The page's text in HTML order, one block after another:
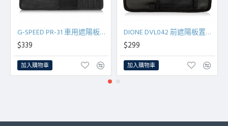
G-SPEED PR-31 車用遮陽板置物袋
$339
加入購物車
DIONE DVL042 前遮陽板置物收納袋
$299
加入購物車